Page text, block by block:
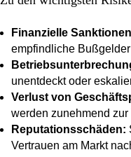
Finanzielle
empfindliche
unentdeckt oder
Verlust von
werden zunehmend
Reputationsschäden:
Vertrauen am Markt